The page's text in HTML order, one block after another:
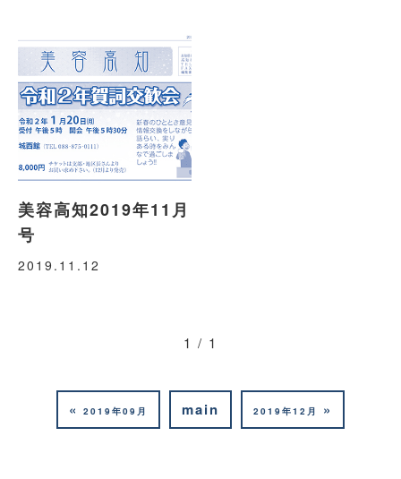
美容高知2019年11月
号
2019.11.12
1 / 1
« 2019年09月 main 2019年12月 »